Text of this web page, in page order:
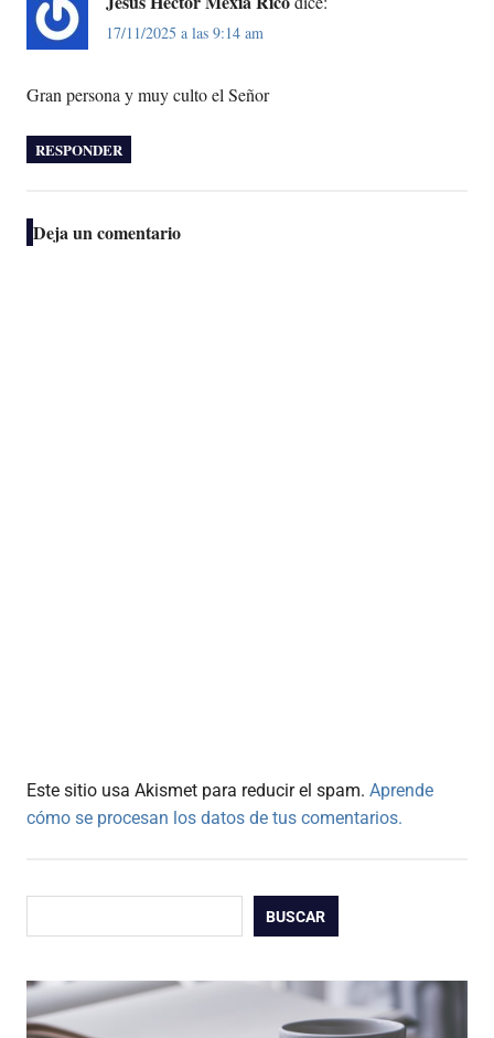
17/11/2025 a las 9:14 am
Gran persona y muy culto el Señor
RESPONDER
Deja un comentario
Este sitio usa Akismet para reducir el spam. Aprende
cómo se procesan los datos de tus comentarios.
BUSCAR